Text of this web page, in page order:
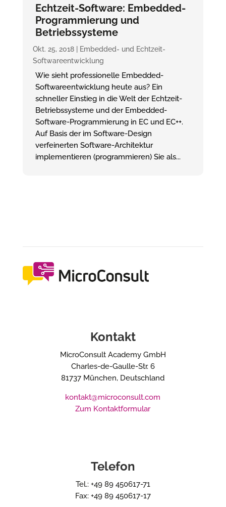
Echtzeit-Software: Embedded-
Programmierung und
Betriebssysteme
Okt. 25, 2018|
Embedded- und Echtzeit-
Softwareentwicklung
Wie sieht professionelle Embedded-
Softwareentwicklung heute aus? Ein
schneller Einstieg in die Welt der Echtzeit-
Betriebssysteme und der Embedded-
Software-Programmierung in EC und EC++.
Auf Basis der im Software-Design
verfeinerten Software-Architektur
implementieren (programmieren) Sie als...
Kontakt
MicroConsult Academy GmbH
Charles-de-Gaulle-Str. 6
81737 München, Deutschland
kontakt@microconsult.com
Zum Kontaktformular
Telefon
Tel.: +49 89 450617-71
Fax: +49 89 450617-17